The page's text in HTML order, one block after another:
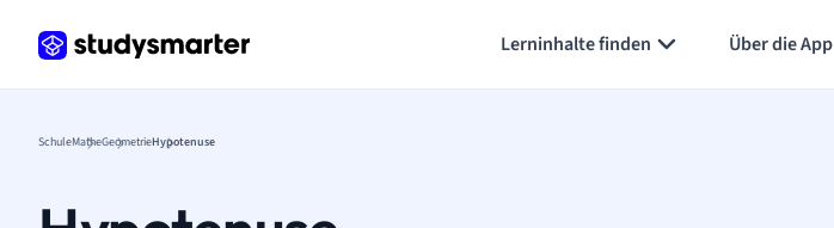
Lerninhalte finden Über die App
SchuleMatheGeometrieHypotenuse